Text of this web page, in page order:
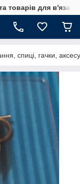
товарів для
спиці, гачки,